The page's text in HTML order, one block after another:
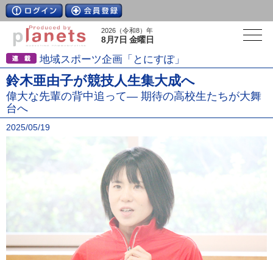
2026（令和8）年
8月7日 金曜日
地域スポーツ企画「とにすぽ」
鈴木亜由子が競技人生集大成へ
偉大な先輩の背中追って― 期待の高校生たちが大舞
台へ
2025/05/19